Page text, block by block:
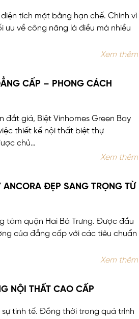
tích mặt bằng hạn chế. Chính vì
ưu về công năng là điều mà nhiều
Xem thêm
CẤP – PHONG CÁCH
giá, Biệt Vinhomes Green Bay
thiết kế nội thất biệt thự
chủ…
Xem thêm
ĐẸP SANG TRỌNG TỪ
tâm quận Hai Bà Trưng. Được đầu
của đẳng cấp với các tiêu chuẩn
Xem thêm
NỘI THẤT CAO CẤP
tinh tế. Đồng thời trong quá trình